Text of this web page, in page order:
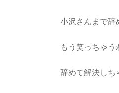
小沢さんまで辞
もう笑っちゃう
辞めて解決しち